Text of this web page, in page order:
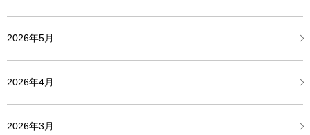
2026年5月
2026年4月
2026年3月